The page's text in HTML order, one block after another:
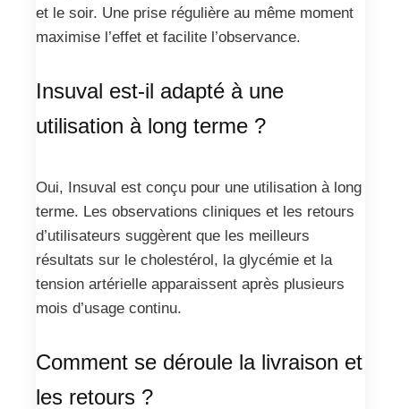
et le soir. Une prise régulière au même moment
maximise l’effet et facilite l’observance.
Insuval est-il adapté à une
utilisation à long terme ?
Oui, Insuval est conçu pour une utilisation à long
terme. Les observations cliniques et les retours
d’utilisateurs suggèrent que les meilleurs
résultats sur le cholestérol, la glycémie et la
tension artérielle apparaissent après plusieurs
mois d’usage continu.
Comment se déroule la livraison et
les retours ?